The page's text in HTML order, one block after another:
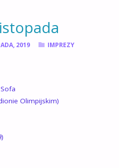
2019 IMPREZY
Olimpijskim)